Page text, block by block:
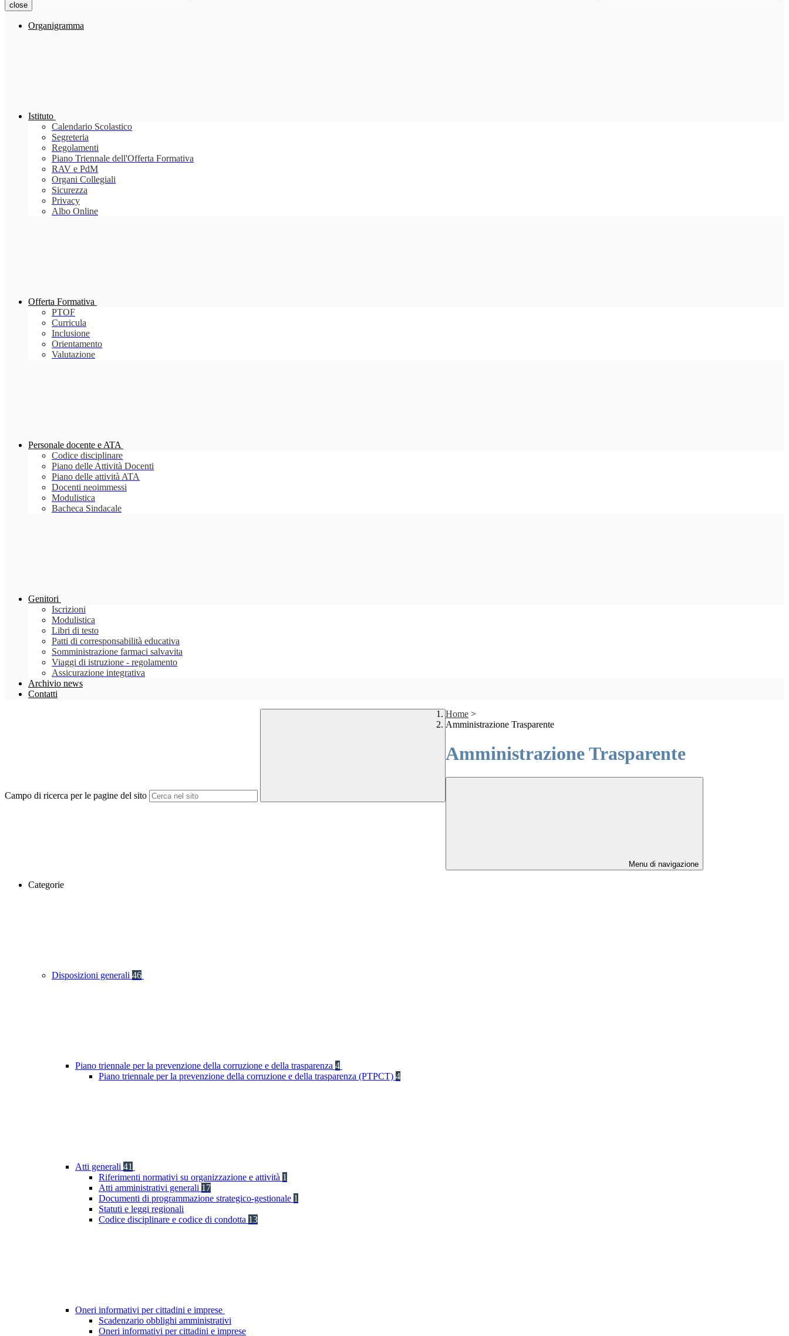
close
Organigramma
Istituto
Calendario Scolastico
Segreteria
Regolamenti
Piano Triennale dell'Offerta Formativa
RAV e PdM
Organi Collegiali
Sicurezza
Privacy
Albo Online
Offerta Formativa
PTOF
Curricula
Inclusione
Orientamento
Valutazione
Personale docente e ATA
Codice disciplinare
Piano delle Attività Docenti
Piano delle attività ATA
Docenti neoimmessi
Modulistica
Bacheca Sindacale
Genitori
Iscrizioni
Modulistica
Libri di testo
Patti di corresponsabilità educativa
Somministrazione farmaci salvavita
Viaggi di istruzione - regolamento
Assicurazione integrativa
Archivio news
Contatti
Campo di ricerca per le pagine del sito
Home >
Amministrazione Trasparente
Amministrazione Trasparente
Menu di navigazione
Categorie
Disposizioni generali 46
Piano triennale per la prevenzione della corruzione e della trasparenza 4
Piano triennale per la prevenzione della corruzione e della trasparenza (PTPCT) 4
Atti generali 41
Riferimenti normativi su organizzazione e attività 1
Atti amministrativi generali 17
Documenti di programmazione strategico-gestionale 1
Statuti e leggi regionali
Codice disciplinare e codice di condotta 13
Oneri informativi per cittadini e imprese
Scadenzario obblighi amministrativi
Oneri informativi per cittadini e imprese